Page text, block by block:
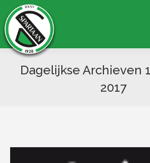
Dagelijkse Archieven
2017